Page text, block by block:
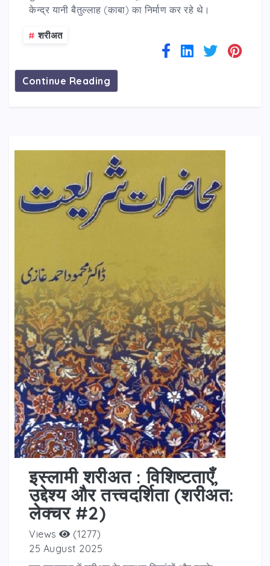
केन्द्र यानी बैतुल्लाह (काबा) का निर्माण कर रहे थे।
# शरीअत
Continue Reading
इस्लामी शरीअत : विशिष्टताएँ,
उद्देश्य और तत्त्वदर्शिता (शरीअत:
लेक्चर #2)
Views
(1277)
25 August 2025